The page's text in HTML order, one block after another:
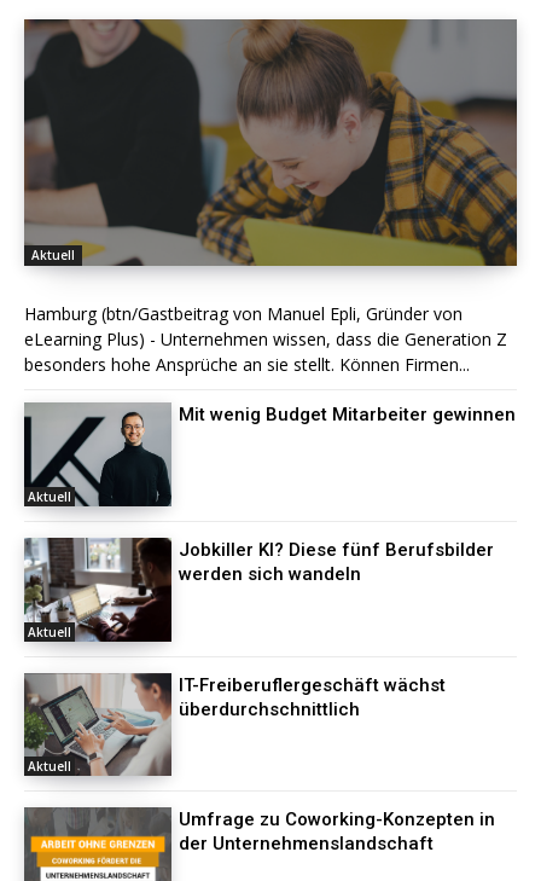
Aktuell
Hamburg (btn/Gastbeitrag von Manuel Epli, Gründer von
eLearning Plus) - Unternehmen wissen, dass die Generation Z
besonders hohe Ansprüche an sie stellt. Können Firmen...
Aktuell
Mit wenig Budget Mitarbeiter gewinnen
Aktuell
Jobkiller KI? Diese fünf Berufsbilder
werden sich wandeln
Aktuell
IT-Freiberuflergeschäft wächst
überdurchschnittlich
Umfrage zu Coworking-Konzepten in
der Unternehmenslandschaft